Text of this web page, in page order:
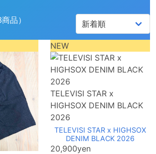
品）
NEW
TELEVISI STAR x
HIGHSOX DENIM BLACK
2026
TELEVISI STAR x HIGHSOX
DENIM BLACK 2026
20,900yen